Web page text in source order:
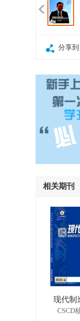
分享到
相关期刊
现代制
CSCD